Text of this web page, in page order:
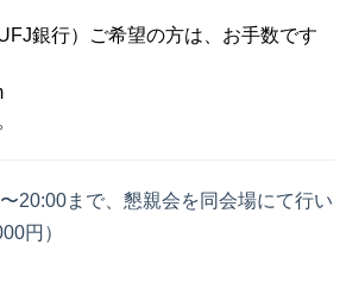
銀行）ご希望の方は、お手数です
20:00まで、 懇親会を同会場にて行い
円）